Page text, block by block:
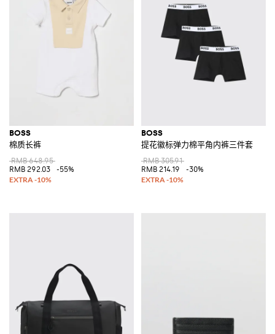
BOSS
棉质长裤
RMB 648.95
RMB 292.03
-55%
BOSS
提花徽标弹力棉平角内裤三件套
RMB 305.91
RMB 214.19
-30%